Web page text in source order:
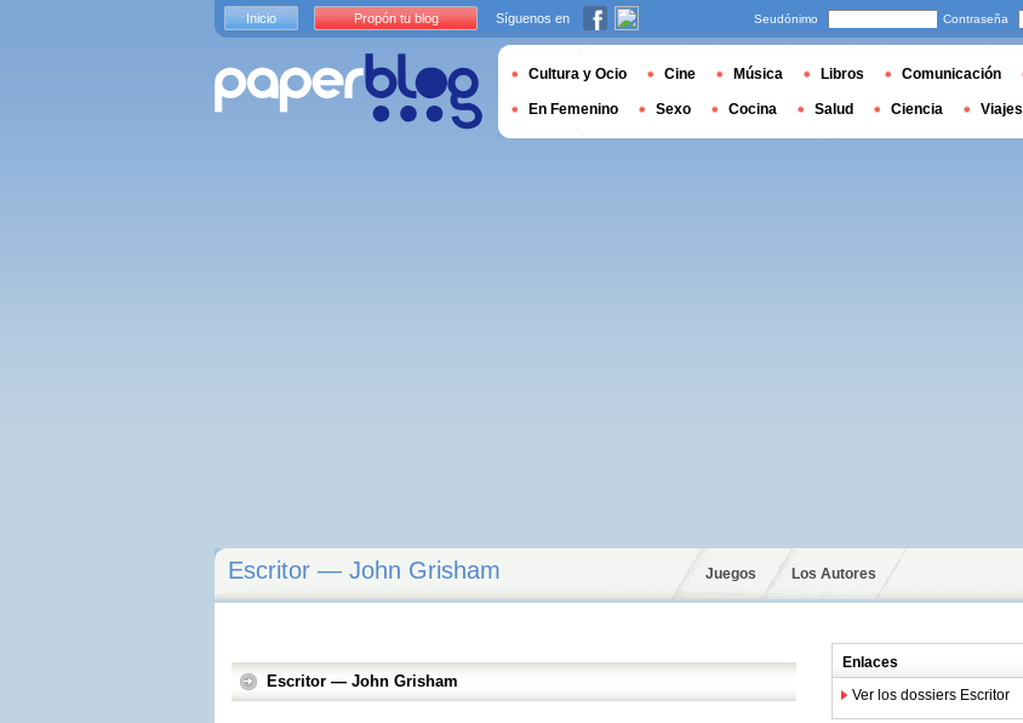
Escritor — John Grisham Juegos Los Autores
Escritor — John Grisham
Enlaces
Ver los dossiers Escritor
Inicio Propón tu blog Síguenos en Seudónimo Contraseña
Cultura y Ocio Cine Música Libros Comunicación
En Femenino Sexo Cocina Salud Ciencia Viajes